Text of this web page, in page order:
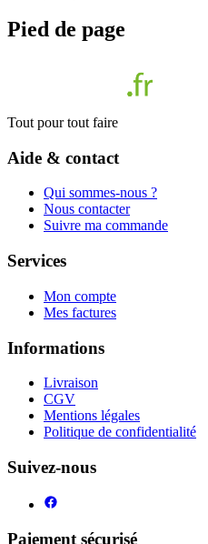
Pied de page
Tout pour tout faire
Aide & contact
Qui sommes-nous ?
Nous contacter
Suivre ma commande
Services
Mon compte
Mes factures
Informations
Livraison
CGV
Mentions légales
Politique de confidentialité
Suivez-nous
Paiement sécurisé